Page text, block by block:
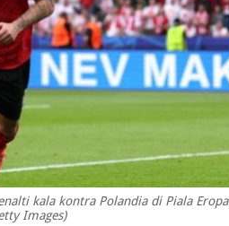
kala kontra Polandia di Piala Eropa
Images)